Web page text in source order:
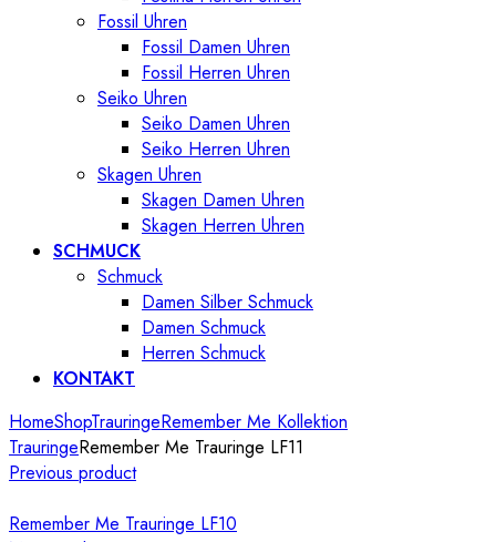
Fossil Uhren
Fossil Damen Uhren
Fossil Herren Uhren
Seiko Uhren
Seiko Damen Uhren
Seiko Herren Uhren
Skagen Uhren
Skagen Damen Uhren
Skagen Herren Uhren
SCHMUCK
Schmuck
Damen Silber Schmuck
Damen Schmuck
Herren Schmuck
KONTAKT
HomeShopTrauringeRemember Me Kollektion
TrauringeRemember Me Trauringe LF11
Previous product
Remember Me Trauringe LF10